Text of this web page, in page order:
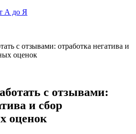
А до Я
с отзывами: отработка негатива и
оценок
с отзывами:
и сбор
оценок